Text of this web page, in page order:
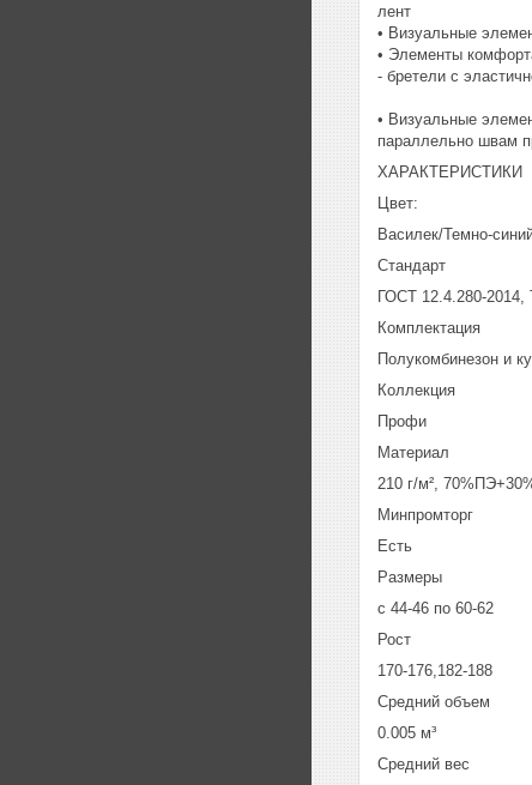
лент
• Визуальные
• Элементы
- бретели с
• Визуальные
параллельно швам
ХАРАКТЕРИСТИКИ
Цвет:
Василек/Темно-
Стандарт
ГОСТ 12.4.280-
Комплектация
Полукомбинезон и
Коллекция
Профи
Материал
210 г/м²,
Минпромторг
Есть
Размеры
с 44-46 по 60-62
Рост
170-176,182-188
Средний объем
0.005 м³
Средний вес